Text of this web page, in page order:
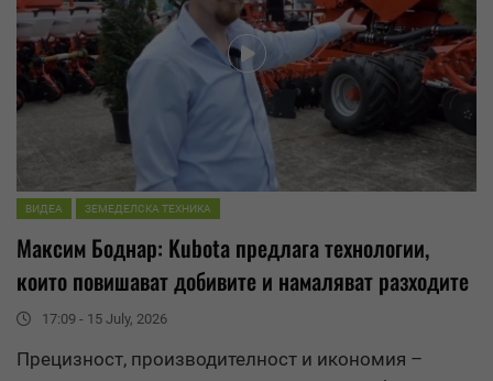
ВИДЕА ЗЕМЕДЕЛСКА ТЕХНИКА
Максим Боднар: Kubota предлага технологии,
които повишават добивите и намаляват разходите
17:09 - 15 July, 2026
Прецизност, производителност и икономия –